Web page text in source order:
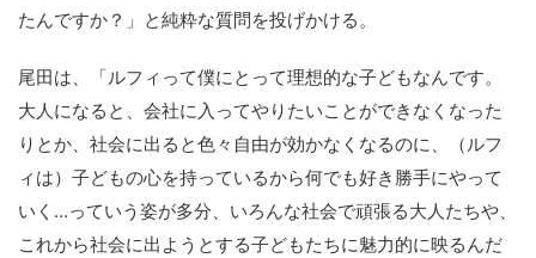
たんですか？」と純粋な質問を投げかける。
尾田は、「ルフィって僕にとって理想的な子どもなんです。
大人になると、会社に入ってやりたいことができなくなった
りとか、社会に出ると色々自由が効かなくなるのに、（ルフ
ィは）子どもの心を持っているから何でも好き勝手にやって
いく…っていう姿が多分、いろんな社会で頑張る大人たちや、
これから社会に出ようとする子どもたちに魅力的に映るんだ